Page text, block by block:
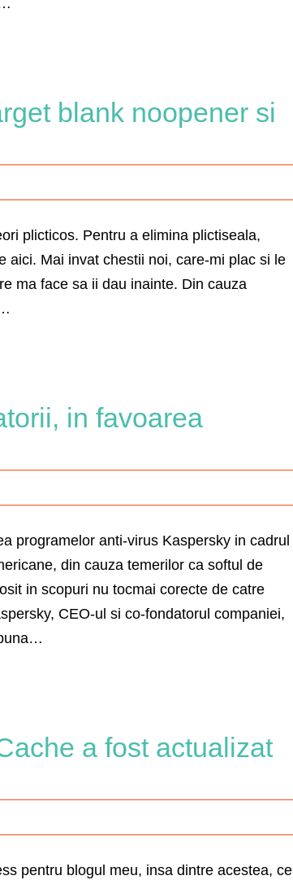
blank noopener si
plicticos. Pentru a elimina plictiseala,
aici. Mai invat chestii noi, care-mi plac si le
ma face sa ii dau inainte. Din cauza
in favoarea
programelor anti-virus Kaspersky in cadrul
din cauza temerilor ca softul de
in scopuri nu tocmai corecte de catre
CEO-ul si co-fondatorul companiei,
a fost actualizat
pentru blogul meu, insa dintre acestea, cel